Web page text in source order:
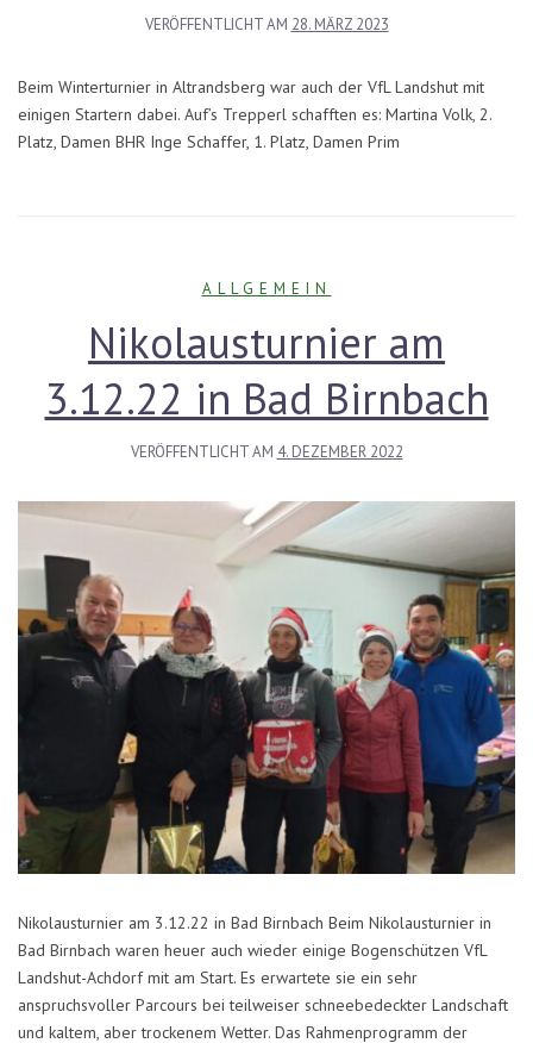
VERÖFFENTLICHT AM 28. MÄRZ 2023
Beim Winterturnier in Altrandsberg war auch der VfL Landshut mit
einigen Startern dabei. Auf’s Trepperl schafften es: Martina Volk, 2.
Platz, Damen BHR Inge Schaffer, 1. Platz, Damen Prim
ALLGEMEIN
Nikolausturnier am
3.12.22 in Bad Birnbach
VERÖFFENTLICHT AM 4. DEZEMBER 2022
Nikolausturnier am 3.12.22 in Bad Birnbach Beim Nikolausturnier in
Bad Birnbach waren heuer auch wieder einige Bogenschützen VfL
Landshut-Achdorf mit am Start. Es erwartete sie ein sehr
anspruchsvoller Parcours bei teilweiser schneebedeckter Landschaft
und kaltem, aber trockenem Wetter. Das Rahmenprogramm der